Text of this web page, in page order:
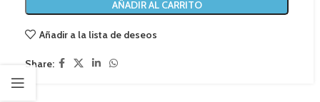
AÑADIR AL CARRITO
Añadir a la lista de deseos
Share: